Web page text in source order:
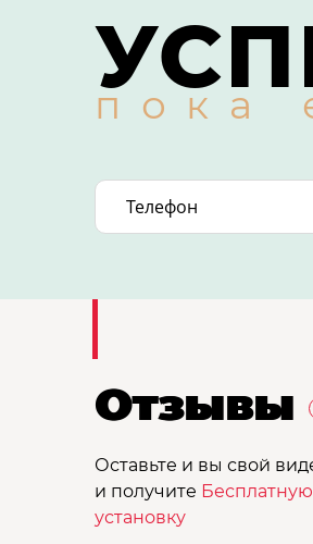
пока
Отзывы
Оставьте и вы свой
и получите Бесплатную
установку